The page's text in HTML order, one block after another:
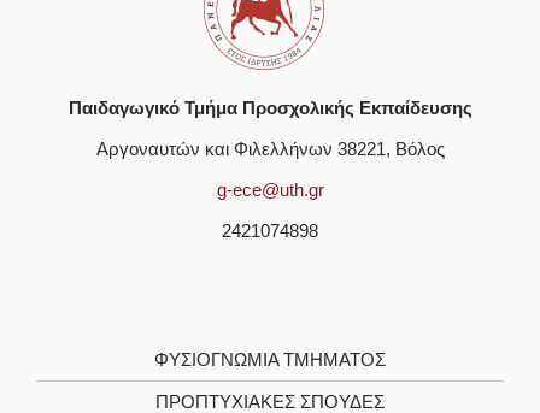
Παιδαγωγικό Τμήμα Προσχολικής Εκπαίδευσης
Αργοναυτών και Φιλελλήνων 38221, Βόλος
g-ece@uth.gr
2421074898
ΦΥΣΙΟΓΝΩΜΊΑ TΜΉΜΑΤΟΣ
ΠΡΟΠΤΥΧΙΑΚΈΣ ΣΠΟΥΔΈΣ